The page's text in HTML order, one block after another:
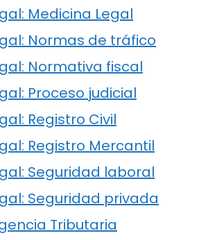
Medicina Legal
Normas de tráfico
Normativa fiscal
Proceso judicial
Registro Civil
Registro Mercantil
Seguridad laboral
Seguridad privada
Tributaria